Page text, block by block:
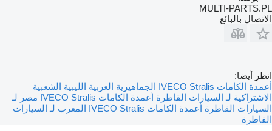
MULTI-PARTS.PL
الاتصال بالبائع
انظر أيضا:
أعمدة الكامات IVECO Stralis الجماهيرية العربية الليبية الشعبية
الاشتراكية لـ السيارات القاطرة
أعمدة الكامات IVECO Stralis مصر لـ
السيارات القاطرة
أعمدة الكامات IVECO Stralis المغرب لـ السيارات
القاطرة